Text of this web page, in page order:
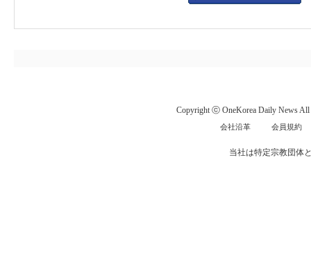
Copyright ⓒ OneKorea Daily News All
会社沿革 会員規約
当社は特定宗教団体